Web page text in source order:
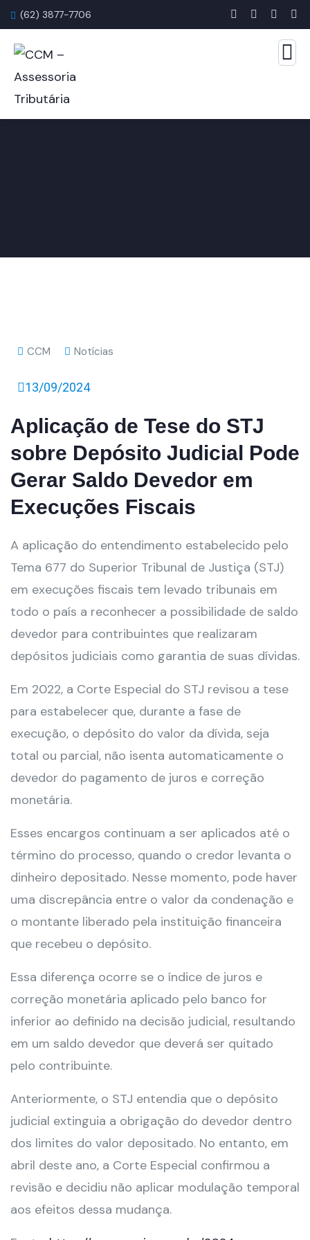
(62) 3877-7706
CCM Notícias
13/09/2024
Aplicação de Tese do STJ
sobre Depósito Judicial Pode
Gerar Saldo Devedor em
Execuções Fiscais
A aplicação do entendimento estabelecido pelo
Tema 677 do Superior Tribunal de Justiça (STJ)
em execuções fiscais tem levado tribunais em
todo o país a reconhecer a possibilidade de saldo
devedor para contribuintes que realizaram
depósitos judiciais como garantia de suas dívidas.
Em 2022, a Corte Especial do STJ revisou a tese
para estabelecer que, durante a fase de
execução, o depósito do valor da dívida, seja
total ou parcial, não isenta automaticamente o
devedor do pagamento de juros e correção
monetária.
Esses encargos continuam a ser aplicados até o
término do processo, quando o credor levanta o
dinheiro depositado. Nesse momento, pode haver
uma discrepância entre o valor da condenação e
o montante liberado pela instituição financeira
que recebeu o depósito.
Essa diferença ocorre se o índice de juros e
correção monetária aplicado pelo banco for
inferior ao definido na decisão judicial, resultando
em um saldo devedor que deverá ser quitado
pelo contribuinte.
Anteriormente, o STJ entendia que o depósito
judicial extinguia a obrigação do devedor dentro
dos limites do valor depositado. No entanto, em
abril deste ano, a Corte Especial confirmou a
revisão e decidiu não aplicar modulação temporal
aos efeitos dessa mudança.